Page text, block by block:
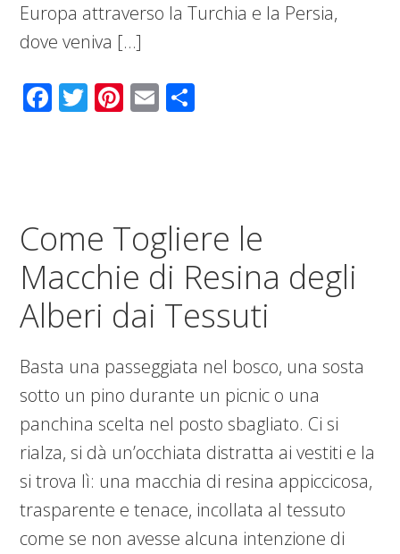
Europa attraverso la Turchia e la Persia,
dove veniva […]
Facebook
Twitter
Pinterest
Email
Come Togliere le
Macchie di Resina degli
Alberi dai Tessuti
Basta una passeggiata nel bosco, una sosta
sotto un pino durante un picnic o una
panchina scelta nel posto sbagliato. Ci si
rialza, si dà un’occhiata distratta ai vestiti e la
si trova lì: una macchia di resina appiccicosa,
trasparente e tenace, incollata al tessuto
come se non avesse alcuna intenzione di